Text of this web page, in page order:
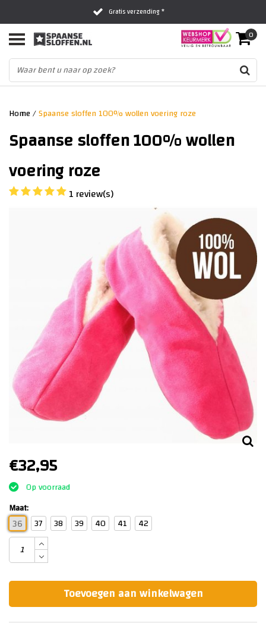
Gratis verzending *
Al 16 jaar het vertrouwde adres
Fysieke winkel in Zwolle
0
Home/Spaanse sloffen 100% wollen voering roze
Spaanse sloffen 100% wollen
voering roze
1 review(s)
€32,95
Op voorraad
Maat:
36 37 38 39 40 41 42
Toevoegen aan winkelwagen